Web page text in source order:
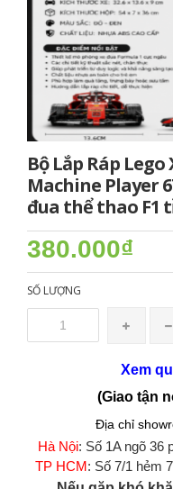
Bộ Lắp Ráp
Machine Player
đua thể thao F1 tỉ
380.000₫
SỐ LƯỢNG
Xem
(Giao tận
Địa chỉ
Hà Nội: Số 1A ngõ 36
TP HCM : Số 7/1 hẻm